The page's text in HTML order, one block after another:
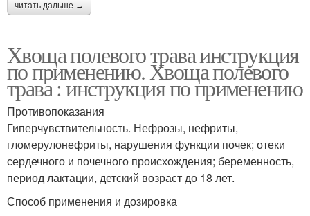
читать дальше →
Хвоща полевого трава инструкция
по применению. Хвоща полевого
трава : инструкция по применению
Противопоказания
Гиперчувствительность. Нефрозы, нефриты,
гломерулонефриты, нарушения функции почек; отеки
сердечного и почечного происхождения; беременность,
период лактации, детский возраст до 18 лет.
Способ применения и дозировка